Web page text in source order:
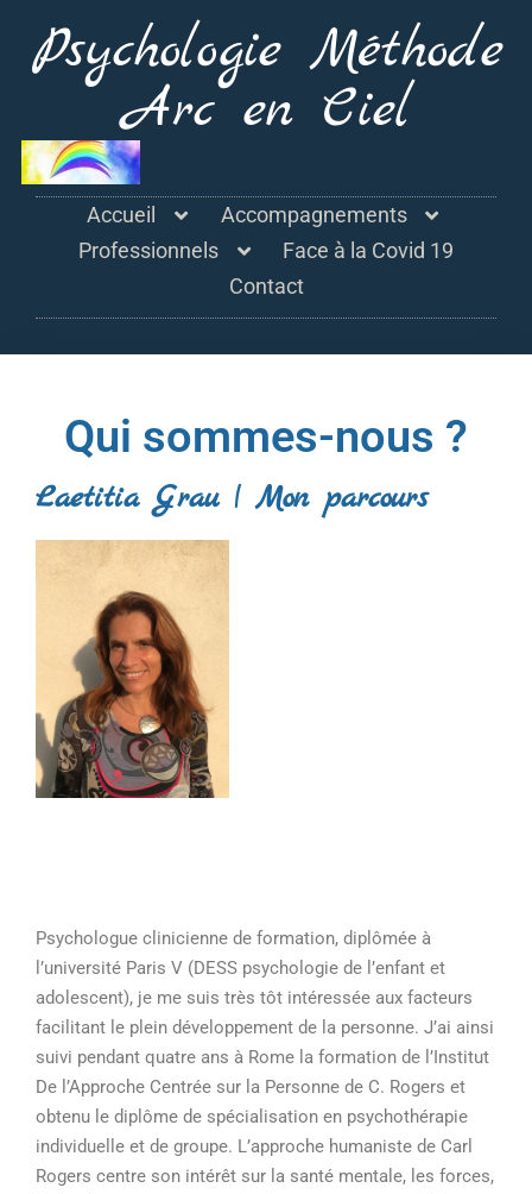
Psychologie Méthode
Arc en Ciel
Accueil
Accompagnements
Professionnels
Face à la Covid 19
Contact
Qui sommes-nous ?
Laetitia Grau | Mon parcours
Psychologue clinicienne de formation, diplômée à
l’université Paris V (DESS psychologie de l’enfant et
adolescent), je me suis très tôt intéressée aux facteurs
facilitant le plein développement de la personne. J’ai ainsi
suivi pendant quatre ans à Rome la formation de l’Institut
De l’Approche Centrée sur la Personne de C. Rogers et
obtenu le diplôme de spécialisation en psychothérapie
individuelle et de groupe. L’approche humaniste de Carl
Rogers centre son intérêt sur la santé mentale, les forces,